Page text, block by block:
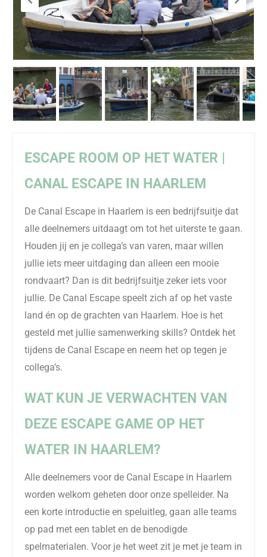
ESCAPE ROOM OP HET WATER |
CANAL ESCAPE IN HAARLEM
De Canal Escape in Haarlem is een bedrijfsuitje dat
alle deelnemers uitdaagt om tot het uiterste te gaan.
Houden jij en je collega’s van varen, maar willen
jullie iets meer uitdaging dan alleen een mooie
rondvaart? Dan is dit bedrijfsuitje zeker iets voor
jullie. De Canal Escape speelt zich af op het vaste
land én op de grachten van Haarlem. Hoe is het
gesteld met jullie samenwerking skills? Ontdek het
tijdens de Canal Escape en neem het op tegen je
collega’s.
WAT KUN JE VERWACHTEN VAN
DEZE ESCAPE GAME OP HET
WATER IN HAARLEM?
Alle deelnemers voor de Canal Escape in Haarlem
worden welkom geheten door onze spelleider. Na
een korte introductie en speluitleg, gaan alle teams
op pad met een tablet en de benodigde
spelmaterialen. Voor je het weet zit je met je team in